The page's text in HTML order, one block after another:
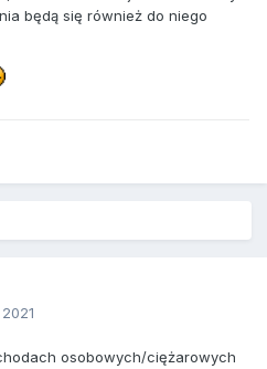
będą się również do niego
osobowych/ciężarowych